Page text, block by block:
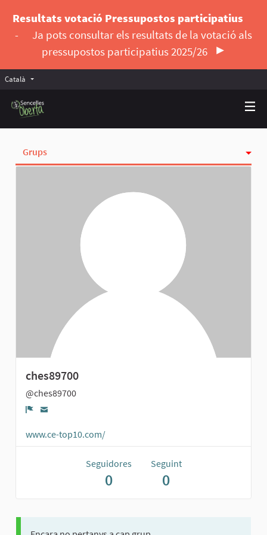
Resultats votació Pressupostos participatius
-
Ja pots consultar els resultats de la votació als
pressupostos participatius 2025/26
Català Triar la llengua
Grups
ches89700
@ches89700
www.ce-top10.com/
Seguidores
0
Seguint
0